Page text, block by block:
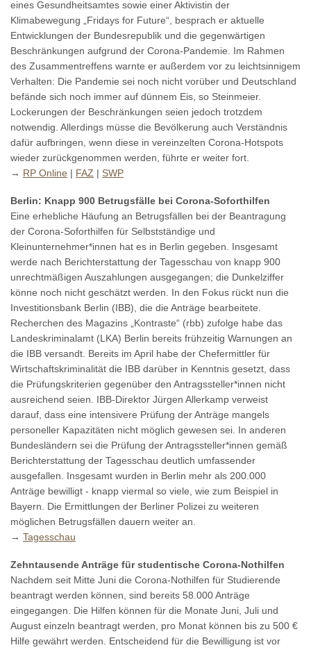
eines Gesundheitsamtes sowie einer Aktivistin der
Klimabewegung „Fridays for Future“, besprach er aktuelle
Entwicklungen der Bundesrepublik und die gegenwärtigen
Beschränkungen aufgrund der Corona-Pandemie. Im Rahmen
des Zusammentreffens warnte er außerdem vor zu leichtsinnigem
Verhalten: Die Pandemie sei noch nicht vorüber und Deutschland
befände sich noch immer auf dünnem Eis, so Steinmeier.
Lockerungen der Beschränkungen seien jedoch trotzdem
notwendig. Allerdings müsse die Bevölkerung auch Verständnis
dafür aufbringen, wenn diese in vereinzelten Corona-Hotspots
wieder zurückgenommen werden, führte er weiter fort.
→ RP Online | FAZ | SWP
Berlin: Knapp 900 Betrugsfälle bei Corona-Soforthilfen
Eine erhebliche Häufung an Betrugsfällen bei der Beantragung
der Corona-Soforthilfen für Selbstständige und
Kleinunternehmer*innen hat es in Berlin gegeben. Insgesamt
werde nach Berichterstattung der Tagesschau von knapp 900
unrechtmäßigen Auszahlungen ausgegangen; die Dunkelziffer
könne noch nicht geschätzt werden. In den Fokus rückt nun die
Investitionsbank Berlin (IBB), die die Anträge bearbeitete.
Recherchen des Magazins „Kontraste“ (rbb) zufolge habe das
Landeskriminalamt (LKA) Berlin bereits frühzeitig Warnungen an
die IBB versandt. Bereits im April habe der Chefermittler für
Wirtschaftskriminalität die IBB darüber in Kenntnis gesetzt, dass
die Prüfungskriterien gegenüber den Antragssteller*innen nicht
ausreichend seien. IBB-Direktor Jürgen Allerkamp verweist
darauf, dass eine intensivere Prüfung der Anträge mangels
personeller Kapazitäten nicht möglich gewesen sei. In anderen
Bundesländern sei die Prüfung der Antragssteller*innen gemäß
Berichterstattung der Tagesschau deutlich umfassender
ausgefallen. Insgesamt wurden in Berlin mehr als 200.000
Anträge bewilligt - knapp viermal so viele, wie zum Beispiel in
Bayern. Die Ermittlungen der Berliner Polizei zu weiteren
möglichen Betrugsfällen dauern weiter an.
→ Tagesschau
Zehntausende Anträge für studentische Corona-Nothilfen
Nachdem seit Mitte Juni die Corona-Nothilfen für Studierende
beantragt werden können, sind bereits 58.000 Anträge
eingegangen. Die Hilfen können für die Monate Juni, Juli und
August einzeln beantragt werden, pro Monat können bis zu 500 €
Hilfe gewährt werden. Entscheidend für die Bewilligung ist vor